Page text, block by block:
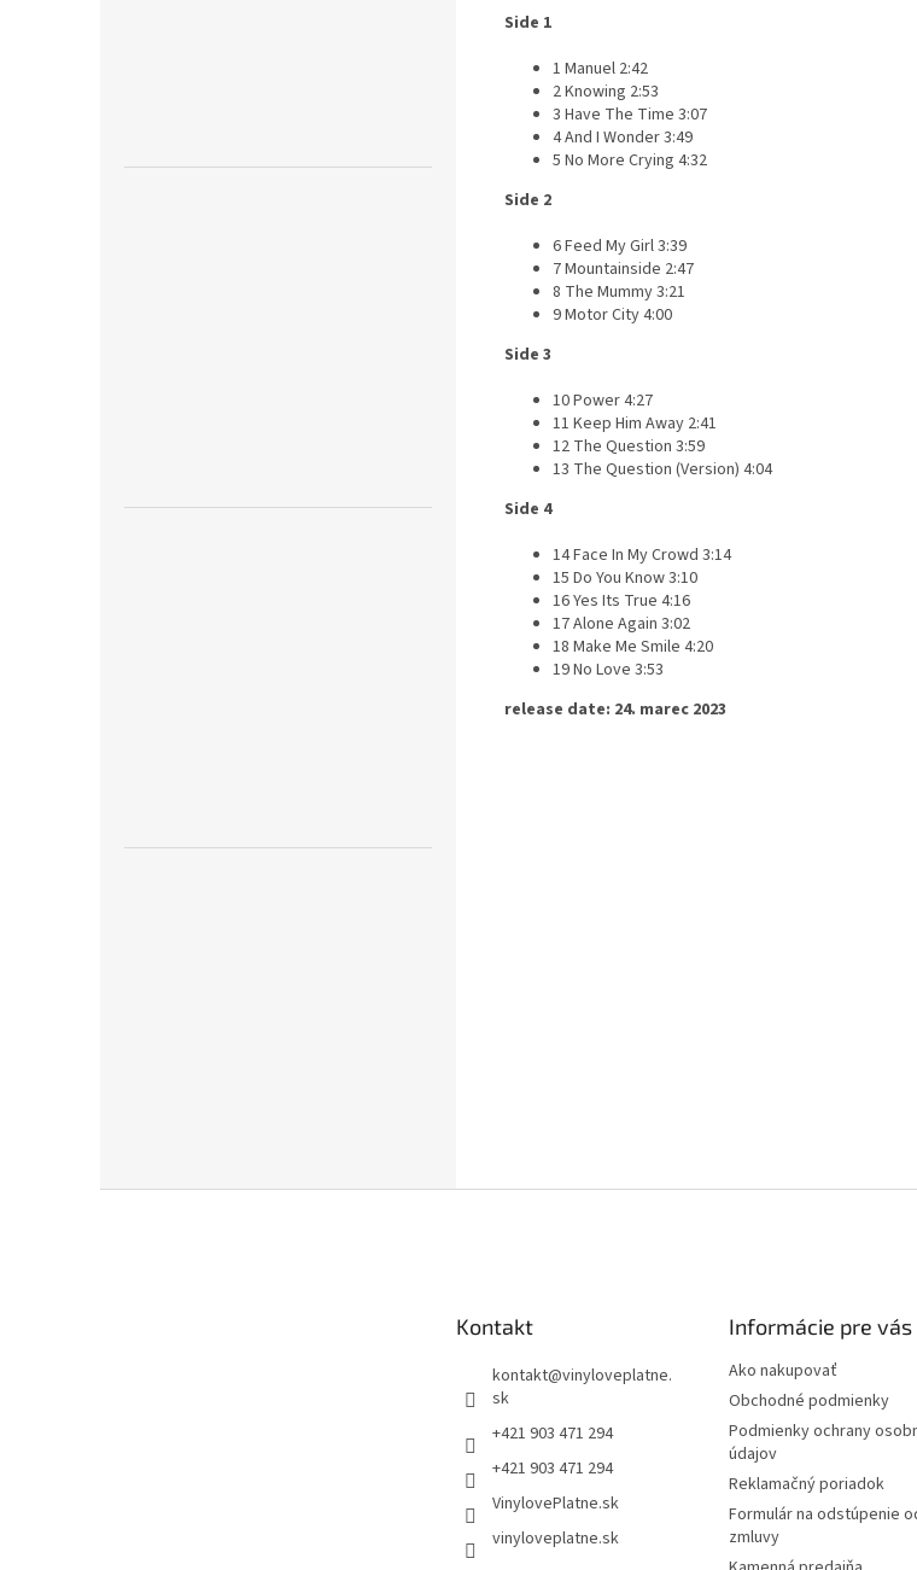
Side 1
1 Manuel 2:42
2 Knowing 2:53
3 Have The Time 3:07
4 And I Wonder 3:49
5 No More Crying 4:32
Side 2
6 Feed My Girl 3:39
7 Mountainside 2:47
8 The Mummy 3:21
9 Motor City 4:00
Side 3
10 Power 4:27
11 Keep Him Away 2:41
12 The Question 3:59
13 The Question (Version) 4:04
Side 4
14 Face In My Crowd 3:14
15 Do You Know 3:10
16 Yes Its True 4:16
17 Alone Again 3:02
18 Make Me Smile 4:20
19 No Love 3:53
release date: 24. marec 2023
Kontakt
kontakt@vinyloveplatne.
sk
+421 903 471 294
+421 903 471 294
VinylovePlatne.sk
vinyloveplatne.sk
Informácie pre vás
Ako nakupovať
Obchodné podmienky
Podmienky ochrany
údajov
Reklamačný poriadok
Formulár na odstúpenie
zmluvy